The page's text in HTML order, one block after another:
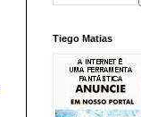
Tiego Matias